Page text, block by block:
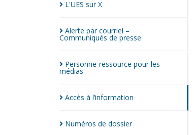
L'UES surX
Alerte par courriel –
Communiqués de presse
Personne-ressource pour les
médias
Accès à l’information
Numéros de dossier